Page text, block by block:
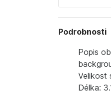
Podrobnosti
Popis
Velikost
Délka: